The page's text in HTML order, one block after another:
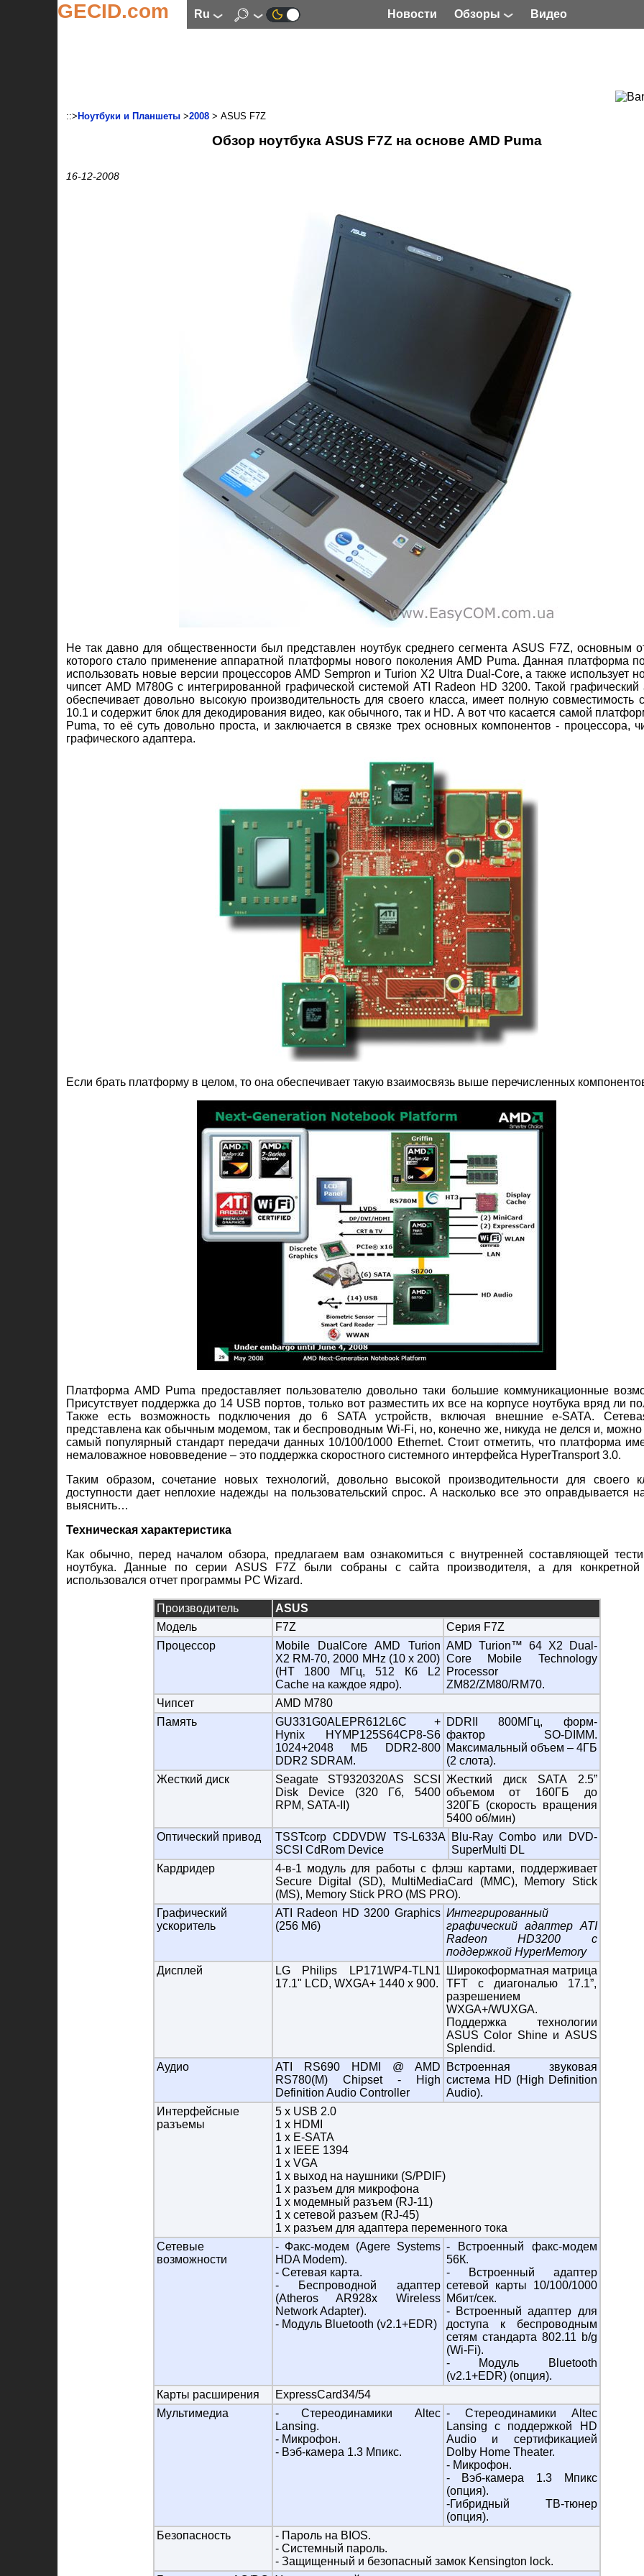
GECID.com ru Новости Обзоры Видео
::> Ноутбуки и Планшеты >2008 > ASUS F7Z
Обзор ноутбука ASUS F7Z на основе AMD Puma
16-12-2008
Не так давно для общественности был представлен ноутбук среднего сегмента ASUS F7Z, основным
которого стало применение аппаратной платформы нового поколения AMD Puma. Данная платформа
использовать новые версии процессоров AMD Sempron и Turion X2 Ultra Dual-Core, а также использует
чипсет AMD M780G с интегрированной графической системой ATI Radeon HD 3200. Такой графический
обеспечивает довольно высокую производительность для своего класса, имеет полную совместимость
10.1 и содержит блок для декодирования видео, как обычного, так и HD. А вот что касается самой
Puma, то её суть довольно проста, и заключается в связке трех основных компонентов - процессора,
графического адаптера.
Если брать платформу в целом, то она обеспечивает такую взаимосвязь выше перечисленных
Платформа AMD Puma предоставляет пользователю довольно таки большие коммуникационные
Присутствует поддержка до 14 USB портов, только вот разместить их все на корпусе ноутбука вряд ли
Также есть возможность подключения до 6 SATA устройств, включая внешние e-SATA.
представлена как обычным модемом, так и беспроводным Wi-Fi, но, конечно же, никуда не делся и, можно
самый популярный стандарт передачи данных 10/100/1000 Ethernet. Стоит отметить, что платформа
немаловажное нововведение – это поддержка скоростного системного интерфейса HyperTransport 3.0.
Таким образом, сочетание новых технологий, довольно высокой производительности для своего
доступности дает неплохие надежды на пользовательский спрос. А насколько все это оправдывается
выяснить…
Техническая характеристика
Как обычно, перед началом обзора, предлагаем вам ознакомиться с внутренней составляющей
ноутбука. Данные по серии ASUS F7Z были собраны с сайта производителя, а для конкретной
использовался отчет программы PC Wizard.
Производитель
ASUS
Модель
F7Z
Cерия F7Z
Процессор
Mobile DualCore AMD Turion
X2 RM-70, 2000 MHz (10 x 200)
(HT 1800 МГц, 512 Кб L2
Cache на каждое ядро).
AMD Turion™ 64 X2 Dual-
Core Mobile Technology
Processor
ZM82/ZM80/RM70.
Чипсет
AMD M780
Память
GU331G0ALEPR612L6C +
Hynix HYMP125S64CP8-S6
1024+2048 МБ DDR2-800
DDR2 SDRAM.
DDRII 800МГц, форм-
фактор SO-DIMM.
Максимальный объем – 4ГБ
(2 слота).
Жесткий диск
Seagate ST9320320AS SCSI
Disk Device (320 Гб, 5400
RPM, SATA-II)
Жесткий диск SATA 2.5”
объемом от 160ГБ до
320ГБ (скорость вращения
5400 об/мин)
Оптический привод
TSSTcorp CDDVDW TS-L633A
SCSI CdRom Device
Blu-Ray Combo или DVD-
SuperMulti DL
Кардридер
4-в-1 модуль для работы с флэш картами, поддерживает
Secure Digital (SD), MultiMediaCard (MMC), Memory Stick
(MS), Memory Stick PRO (MS PRO).
Графический
ускоритель
ATI Radeon HD 3200 Graphics
(256 Мб)
Интегрированный
графический адаптер ATI
Radeon HD3200 с
поддержкой HyperMemory
Дисплей
LG Philips LP171WP4-TLN1
17.1" LCD, WXGA+ 1440 x 900.
Широкоформатная матрица
TFT с диагональю 17.1”,
разрешением
WXGA+/WUXGA.
Поддержка технологии
ASUS Color Shine и ASUS
Splendid.
Аудио
ATI RS690 HDMI @ AMD
RS780(M) Chipset - High
Definition Audio Controller
Встроенная звуковая
система HD (High Definition
Audio).
Интерфейсные
разъемы
5 x USB 2.0
1 x HDMI
1 x E-SATA
1 x IEEE 1394
1 x VGA
1 x выход на наушники (S/PDIF)
1 x разъем для микрофона
1 x модемный разъем (RJ-11)
1 x сетевой разъем (RJ-45)
1 x разъем для адаптера переменного тока
Сетевые
возможности
- Факс-модем (Agere Systems
HDA Modem).
- Сетевая карта.
- Беспроводной адаптер
(Atheros AR928x Wireless
Network Adapter).
- Модуль Bluetooth (v2.1+EDR)
- Встроенный факс-модем
56К.
- Встроенный адаптер
сетевой карты 10/100/1000
Мбит/сек.
- Встроенный адаптер для
доступа к беспроводным
сетям стандарта 802.11 b/g
(Wi-Fi).
- Модуль Bluetooth
(v2.1+EDR) (опция).
Карты расширения
ExpressCard34/54
Мультимедиа
- Стереодинамики Altec
Lansing.
- Микрофон.
- Вэб-камера 1.3 Мпикс.
- Стереодинамики Altec
Lansing с поддержкой HD
Audio и сертификацией
Dolby Home Theater.
- Микрофон.
- Вэб-камера 1.3 Мпикс
(опция).
-Гибридный ТВ-тюнер
(опция).
Безопасность
- Пароль на BIOS.
- Системный пароль.
- Защищенный и безопасный замок Kensington lock.